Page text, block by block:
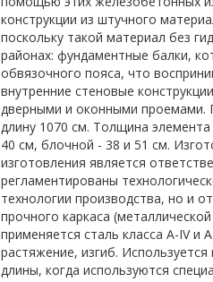
конструкции из штучного
поскольку такой материал без
районах: фундаментные балки,
обвязочного пояса, что
внутренние стеновые
дверными и оконными проемами.
длину 1070 см. Толщина
40 см, блочной - 38 и 51 см.
изготовления является
регламентированы
технологии производства, но и
прочного каркаса
применяется сталь класса A-IV и
растяжение, изгиб.
длины, когда используются